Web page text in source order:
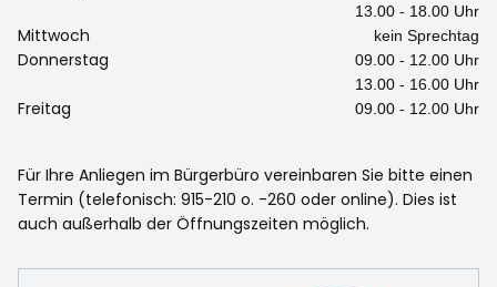
13.00 - 18.00 Uhr
Mittwoch kein Sprechtag
Donnerstag
09.00 - 12.00 Uhr
13.00 - 16.00 Uhr
Freitag 09.00 - 12.00 Uhr
Für Ihre Anliegen im Bürgerbüro vereinbaren Sie bitte einen
Termin (telefonisch: 915-210 o. -260 oder online). Dies ist
auch außerhalb der Öffnungszeiten möglich.